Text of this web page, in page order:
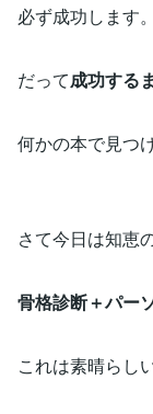
必ず成功します。
だって成功する
何かの本で見つ
さて今日は知恵
骨格診断＋パー
これは素晴らし